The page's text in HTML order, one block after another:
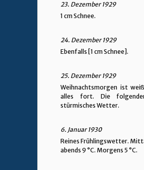
23. Dezember 1929
1 cm Schnee.
24. Dezember 1929
Ebenfalls [1 cm Schnee].
25. Dezember 1929
Weihnachtsmorgen ist
alles fort. Die
stürmisches Wetter.
6. Januar 1930
Reines Frühlingswetter.
abends 9 °C. Morgens 5 °C.